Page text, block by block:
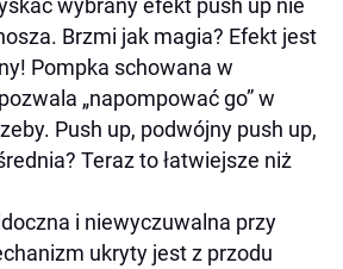
wybrany efekt push up nie
Brzmi jak magia? Efekt jest
Pompka schowana w
„napompować go” w
Push up, podwójny push up,
Teraz to łatwiejsze niż
i niewyczuwalna przy
ukryty jest z przodu